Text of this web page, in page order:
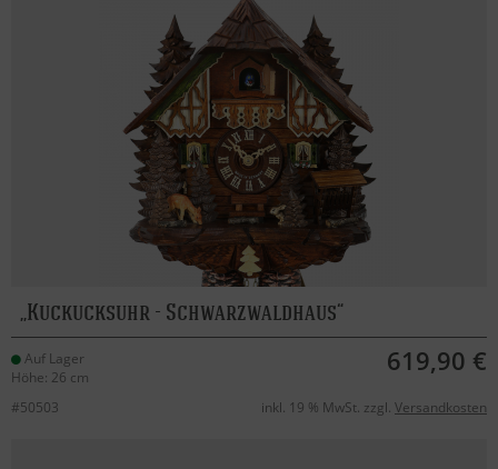
Kuckucksuhr - Schwarzwaldhaus
Auf Lager
Höhe: 26 cm
619,90 €
#50503 inkl. 19 % MwSt. zzgl. Versandkosten